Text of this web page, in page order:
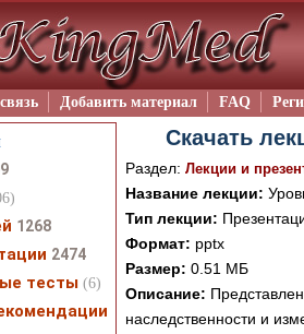
Добавить материал FAQ
Скачать
Раздел: Лекции и
Название лекции:
Тип лекции:
Формат: pptx
Размер: 0.51 МБ
Описание:
наследственности и
1268
2474
тесты (6)